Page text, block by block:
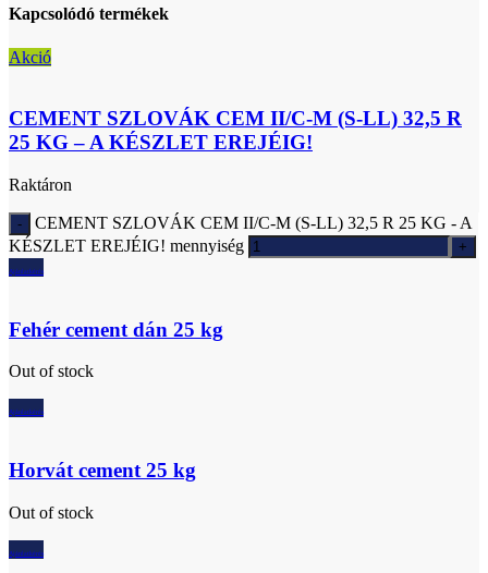
Kapcsolódó termékek
Akció
CEMENT SZLOVÁK CEM II/C-M (S-LL) 32,5 R
25 KG – A KÉSZLET EREJÉIG!
Raktáron
CEMENT SZLOVÁK CEM II/C-M (S-LL) 32,5 R 25 KG - A
KÉSZLET EREJÉIG! mennyiség
Ajánlatkérés
Fehér cement dán 25 kg
Out of stock
Ajánlatkérés
Horvát cement 25 kg
Out of stock
Ajánlatkérés